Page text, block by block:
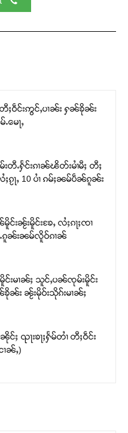
ႈဝဵင်းဢွင်ႇပၢၼ်း ႁၼ်ၶိုၼ်း
မေႃႇ
တီႉႁႅင်းၵၢၼ်ၽိတ်းမၢႆမီႈ တီႈ
ၵႂႃႇ 10 ပၢႆ ၵမ်ႈၼမ်ပဵၼ်ၵူၼ်း
င်းၼႂ်းမိူင်းၶႄႇ လႆႈၵႃႈၸၢ
ၵူၼ်းၼမ်လိူဝ်ၵၢၼ်
င်းမၢၼ်ႈ သူင်ႇပၼ်ၸုမ်းမိူင်း
ၶိုၼ်း ၼႂ်းမိုဝ်းသိုၵ်းမၢၼ်ႈ
င်ႈ ၺႃးၶႃႈႁႅမ်တၢႆ တီႈဝဵင်း
ၢၼ်ႇ)